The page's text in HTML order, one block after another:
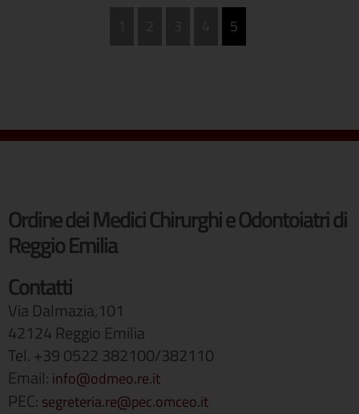
5
Ordine dei Medici Chirurghi e Odontoiatri di
Reggio Emilia
Contatti
Via Dalmazia,101
42124 Reggio Emilia
Tel. +39 0522 382100/382110
Email: info@odmeo.re.it
PEC: segreteria.re@pec.omceo.it